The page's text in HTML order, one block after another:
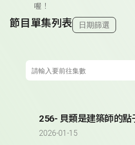
喔！
節目單集列表 日期篩選
256- 貝類是建築師的點
2026-01-15